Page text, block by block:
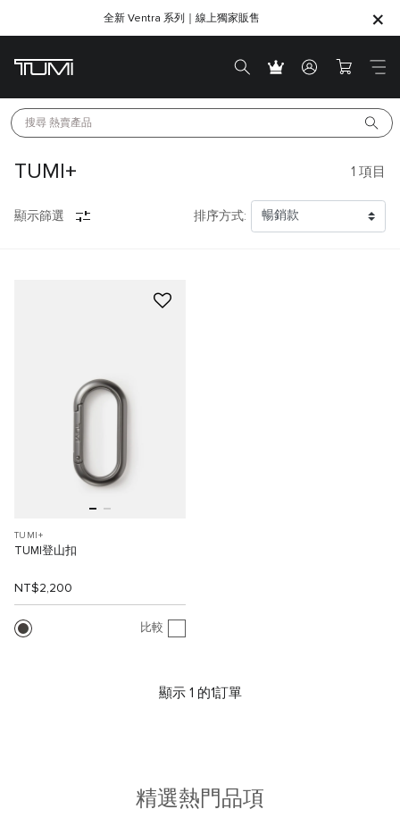
SHOP GIFTS
SHOP GIFTS
全新 Ventra 系列｜線上獨家販售
搜尋 熱賣產品
TUMI+ 1 項目
顯示篩選 排序方式:
TUMI+
TUMI登山扣
NT$2,200
比較
顯示 1 的1訂單
精選熱門品項